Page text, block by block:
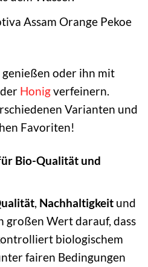
Assam Orange Pekoe
genießen oder ihn mit
Honigverfeinern.
Varianten und
Favoriten!
Bio-Qualität und
, Nachhaltigkeit und
großen Wert darauf, dass
biologischem
fairen Bedingungen